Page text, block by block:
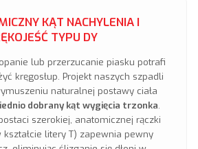
KĄT NACHYLENIA I
TYPU DY
lub przerzucanie piasku potrafi
kręgosłup. Projekt naszych szpadli
naturalnej postawy ciała
dobrany kąt wygięcia trzonka.
szerokiej, anatomicznej rączki
kształcie litery T) zapewnia pewny